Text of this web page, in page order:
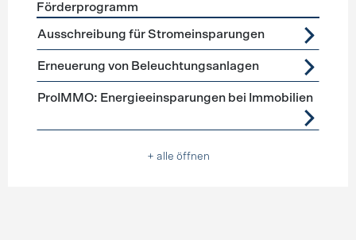
Förderprogramme Beleuchtung
Förderprogramm
Ausschreibung für Stromeinsparungen
Erneuerung von Beleuchtungsanlagen
ProIMMO: Energieeinsparungen bei Immobilien
+ alle öffnen